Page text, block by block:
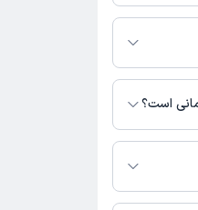
خباز
است؟
نیست.
در دسترس